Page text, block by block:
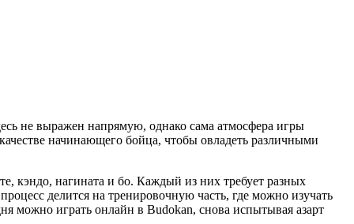
не выражен напрямую, однако сама атмосфера игры
начинающего бойца, чтобы овладеть различными
кэндо, нагината и бо. Каждый из них требует разных
делится на тренировочную часть, где можно изучать
можно играть онлайн в Budokan, снова испытывая азарт